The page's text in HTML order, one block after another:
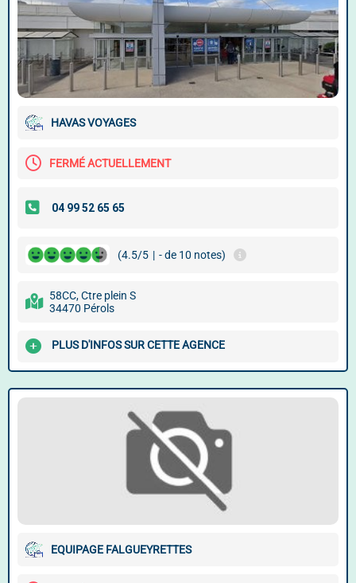
HAVAS VOYAGES
FERMÉ ACTUELLEMENT
(4.5/5 | - de 10 notes)
58CC, Ctre plein S
34470 Pérols
PLUS D'INFOS SUR CETTE AGENCE
EQUIPAGE FALGUEYRETTES